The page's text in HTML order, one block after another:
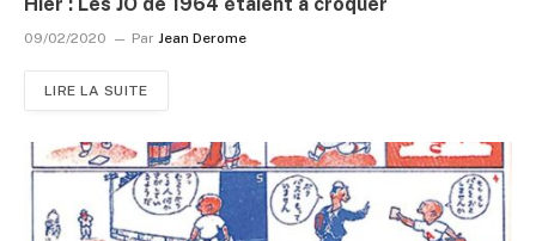
09/02/2020 Par Jean Derome
LIRE LA SUITE